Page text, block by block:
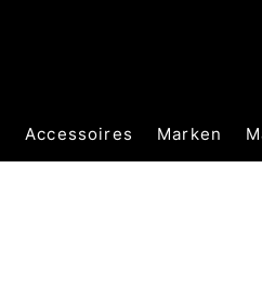
Accessoires Marken